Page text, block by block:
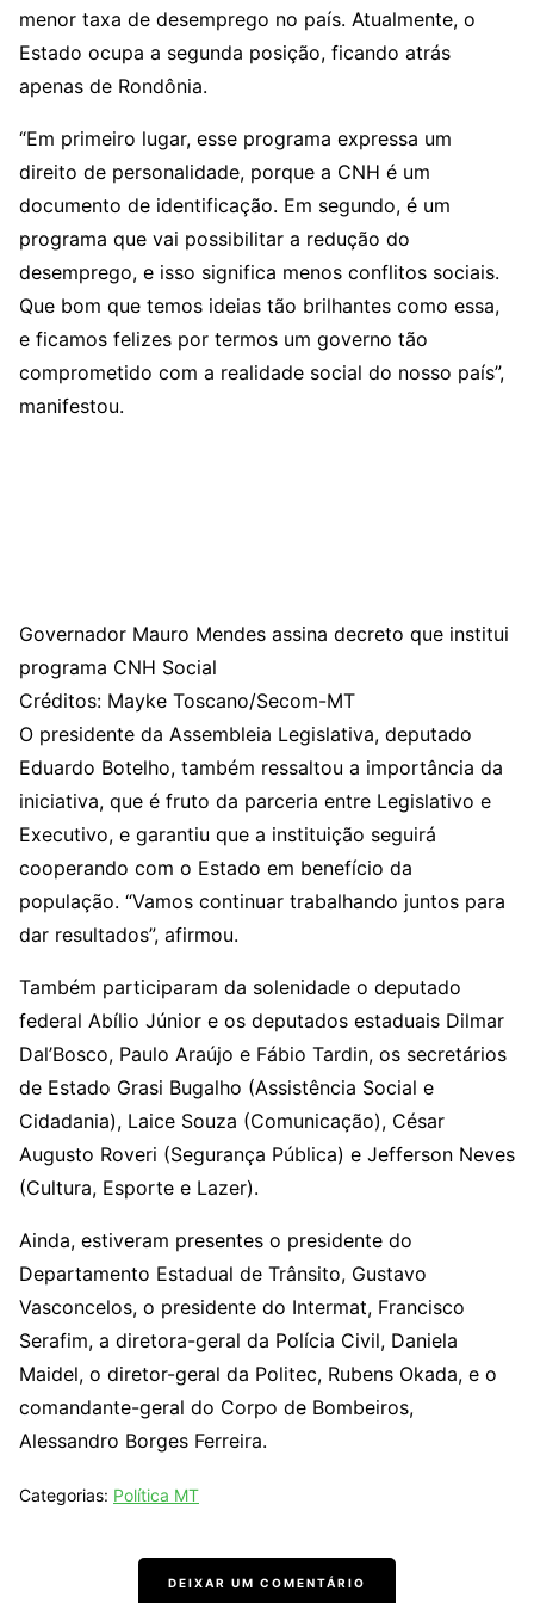
menor taxa de desemprego no país. Atualmente, o
Estado ocupa a segunda posição, ficando atrás
apenas de Rondônia.
“Em primeiro lugar, esse programa expressa um
direito de personalidade, porque a CNH é um
documento de identificação. Em segundo, é um
programa que vai possibilitar a redução do
desemprego, e isso significa menos conflitos sociais.
Que bom que temos ideias tão brilhantes como essa,
e ficamos felizes por termos um governo tão
comprometido com a realidade social do nosso país”,
manifestou.
Governador Mauro Mendes assina decreto que institui
programa CNH Social
Créditos: Mayke Toscano/Secom-MT
O presidente da Assembleia Legislativa, deputado
Eduardo Botelho, também ressaltou a importância da
iniciativa, que é fruto da parceria entre Legislativo e
Executivo, e garantiu que a instituição seguirá
cooperando com o Estado em benefício da
população. “Vamos continuar trabalhando juntos para
dar resultados”, afirmou.
Também participaram da solenidade o deputado
federal Abílio Júnior e os deputados estaduais Dilmar
Dal’Bosco, Paulo Araújo e Fábio Tardin, os secretários
de Estado Grasi Bugalho (Assistência Social e
Cidadania), Laice Souza (Comunicação), César
Augusto Roveri (Segurança Pública) e Jefferson Neves
(Cultura, Esporte e Lazer).
Ainda, estiveram presentes o presidente do
Departamento Estadual de Trânsito, Gustavo
Vasconcelos, o presidente do Intermat, Francisco
Serafim, a diretora-geral da Polícia Civil, Daniela
Maidel, o diretor-geral da Politec, Rubens Okada, e o
comandante-geral do Corpo de Bombeiros,
Alessandro Borges Ferreira.
Categorias: Política MT
DEIXAR UM COMENTÁRIO